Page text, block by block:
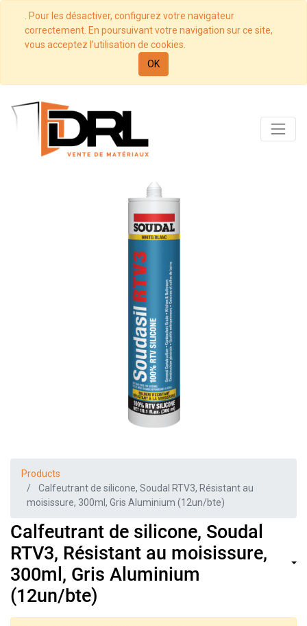
. Pour les désactiver, configurez votre navigateur
correctement. En poursuivant votre navigation sur ce site,
vous acceptez l’utilisation de cookies.
OK
Products
Calfeutrant de silicone, Soudal RTV3, Résistant au
moisissure, 300ml, Gris Aluminium (12un/bte)
Calfeutrant de silicone, Soudal
RTV3, Résistant au moisissure,
300ml, Gris Aluminium
(12un/bte)